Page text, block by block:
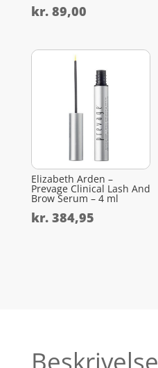
kr.89,00
Elizabeth Arden –
Prevage Clinical Lash And
Brow Serum – 4 ml
kr.384,95
Beskrivelse